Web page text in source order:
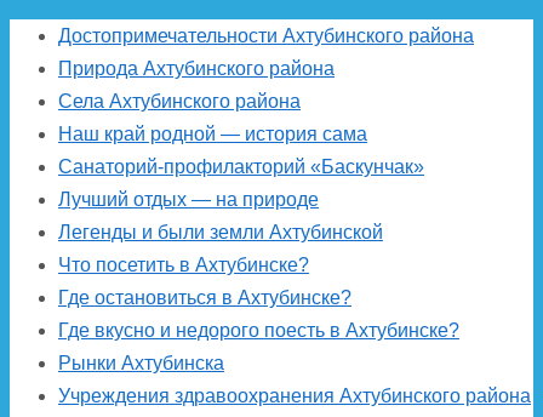
Достопримечательности Ахтубинского района
Природа Ахтубинского района
Села Ахтубинского района
Наш край родной — история сама
Санаторий-профилакторий «Баскунчак»
Лучший отдых — на природе
Легенды и были земли Ахтубинской
Что посетить в Ахтубинске?
Где остановиться в Ахтубинске?
Где вкусно и недорого поесть в Ахтубинске?
Рынки Ахтубинска
Учреждения здравоохранения Ахтубинского района